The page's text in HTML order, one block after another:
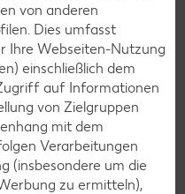
von anderen
Dies umfasst
Ihre Webseiten-Nutzung
einschließlich dem
auf Informationen
von Zielgruppen
mit dem
Verarbeitungen
(insbesondere um die
zu ermitteln),